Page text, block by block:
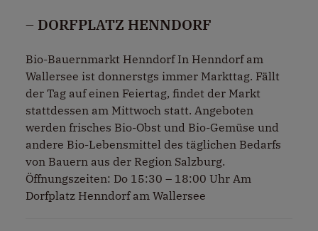
– DORFPLATZ HENNDORF
Bio-Bauernmarkt Henndorf In Henndorf am
Wallersee ist donnerstgs immer Markttag. Fällt
der Tag auf einen Feiertag, findet der Markt
stattdessen am Mittwoch statt. Angeboten
werden frisches Bio-Obst und Bio-Gemüse und
andere Bio-Lebensmittel des täglichen Bedarfs
von Bauern aus der Region Salzburg.
Öffnungszeiten: Do 15:30 – 18:00 Uhr Am
Dorfplatz Henndorf am Wallersee